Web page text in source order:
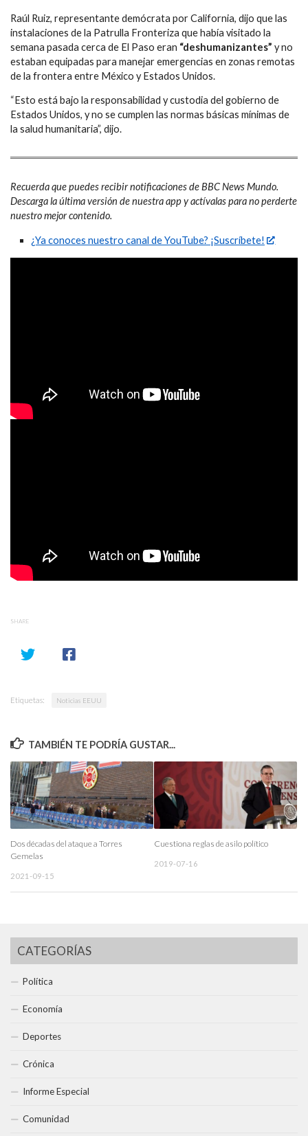
Raúl Ruiz, representante demócrata por California, dijo que las
instalaciones de la Patrulla Fronteriza que había visitado la
semana pasada cerca de El Paso eran “deshumanizantes” y no
estaban equipadas para manejar emergencias en zonas remotas
de la frontera entre México y Estados Unidos.
“Esto está bajo la responsabilidad y custodia del gobierno de
Estados Unidos, y no se cumplen las normas básicas mínimas de
la salud humanitaria”, dijo.
Recuerda que puedes recibir notificaciones de BBC News Mundo.
Descarga la última versión de nuestra app y actívalas para no perderte
nuestro mejor contenido.
¿Ya conoces nuestro canal de YouTube? ¡Suscríbete!
SHARE
Etiquetas: Noticias EEUU
TAMBIÉN TE PODRÍA GUSTAR...
Dos décadas del ataque a Torres
Gemelas
2021-09-15
Cuestiona reglas de asilo político
2019-07-16
CATEGORÍAS
Política
Economía
Deportes
Crónica
Informe Especial
Comunidad